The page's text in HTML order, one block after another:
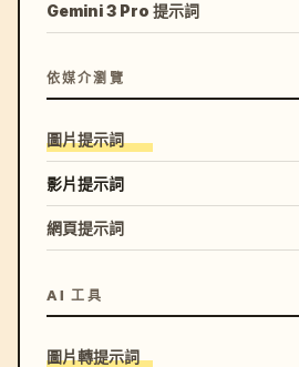
Gemini 3 Pro 提示詞
依媒介瀏覽
圖片提示詞
影片提示詞
網頁提示詞
AI 工具
圖片轉提示詞